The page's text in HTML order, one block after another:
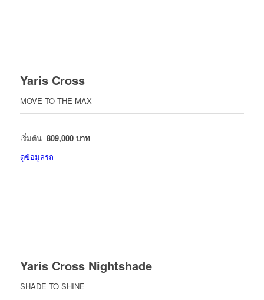
Yaris Cross
MOVE TO THE MAX
เริ่มต้น 809,000 บาท
ดูข้อมูลรถ
Yaris Cross Nightshade
SHADE TO SHINE